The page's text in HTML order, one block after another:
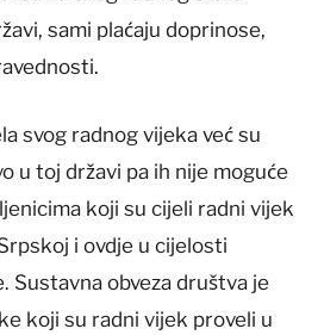
sami plaćaju doprinose,
svog radnog vijeka već su
u toj državi pa ih nije moguće
koji su cijeli radni vijek
i ovdje u cijelosti
Sustavna obveza društva je
koji su radni vijek proveli u